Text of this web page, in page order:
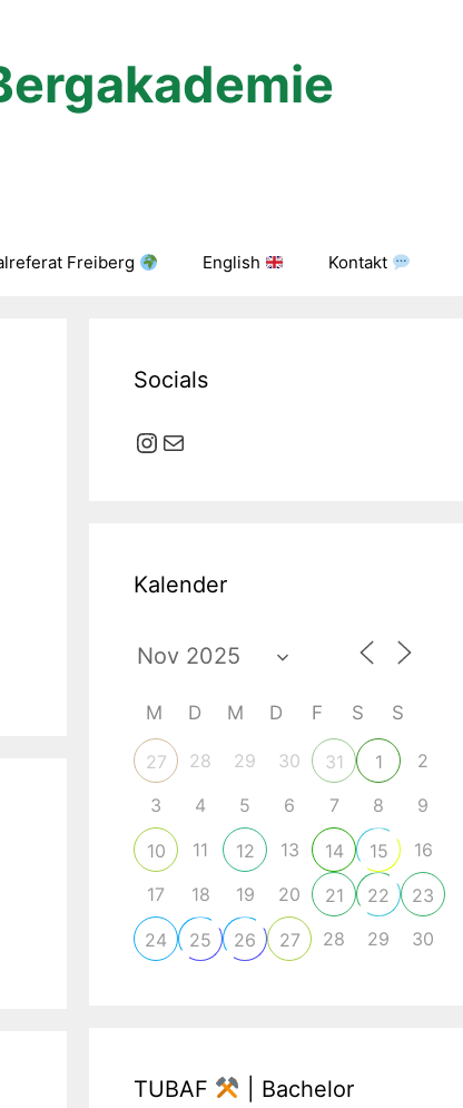
Freiberg English Kontakt
Socials
Instagram
E-Mail
Kalender
M D M D F S S
27 28 29 30 31 1
2
3
4 5 6 7 8 9
10 11 12 13 14 15
16
17
18 19 20 21 22
23
24
25 26 27 28 29 30
TUBAF
| Bachelor